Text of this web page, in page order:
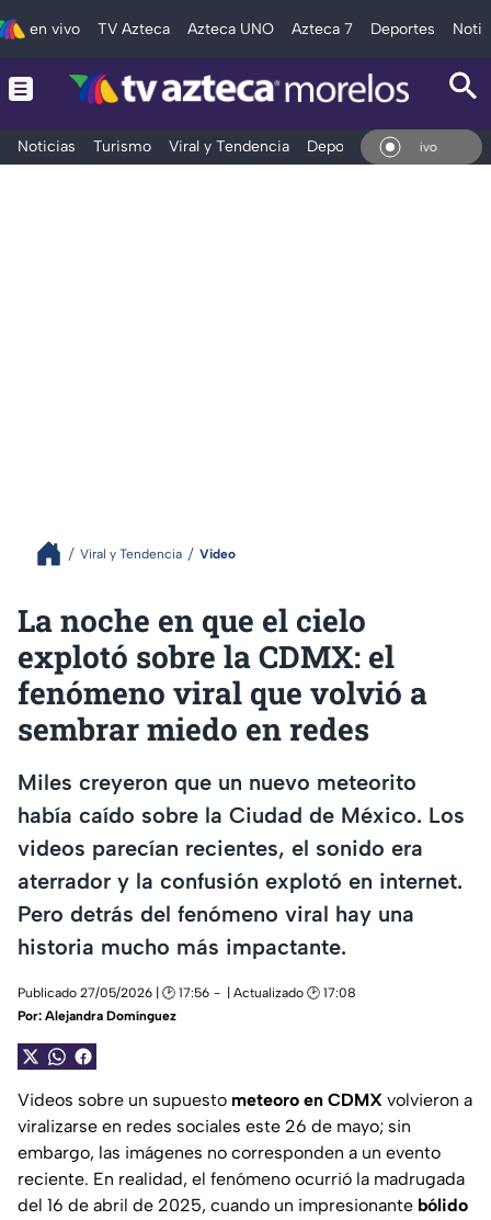
en vivo TV Azteca Azteca UNO Azteca 7 Deportes
Noticias Turismo Viral y Tendencia Deportes Espectáculos
En Vivo
Viral y Tendencia Video
La noche en que el cielo
explotó sobre la CDMX: el
fenómeno viral que volvió a
sembrar miedo en redes
Miles creyeron que un nuevo meteorito
había caído sobre la Ciudad de México. Los
videos parecían recientes, el sonido era
aterrador y la confusión explotó en internet.
Pero detrás del fenómeno viral hay una
historia mucho más impactante.
Publicado 27/05/2026 | 🕑 17:56
| Actualizado 🕑 17:08
Por: Alejandra Domínguez
Videos sobre un supuesto meteoro en CDMX volvieron a
viralizarse en redes sociales este 26 de mayo; sin
embargo, las imágenes no corresponden a un evento
reciente. En realidad, el fenómeno ocurrió la madrugada
del 16 de abril de 2025, cuando un impresionante bólido